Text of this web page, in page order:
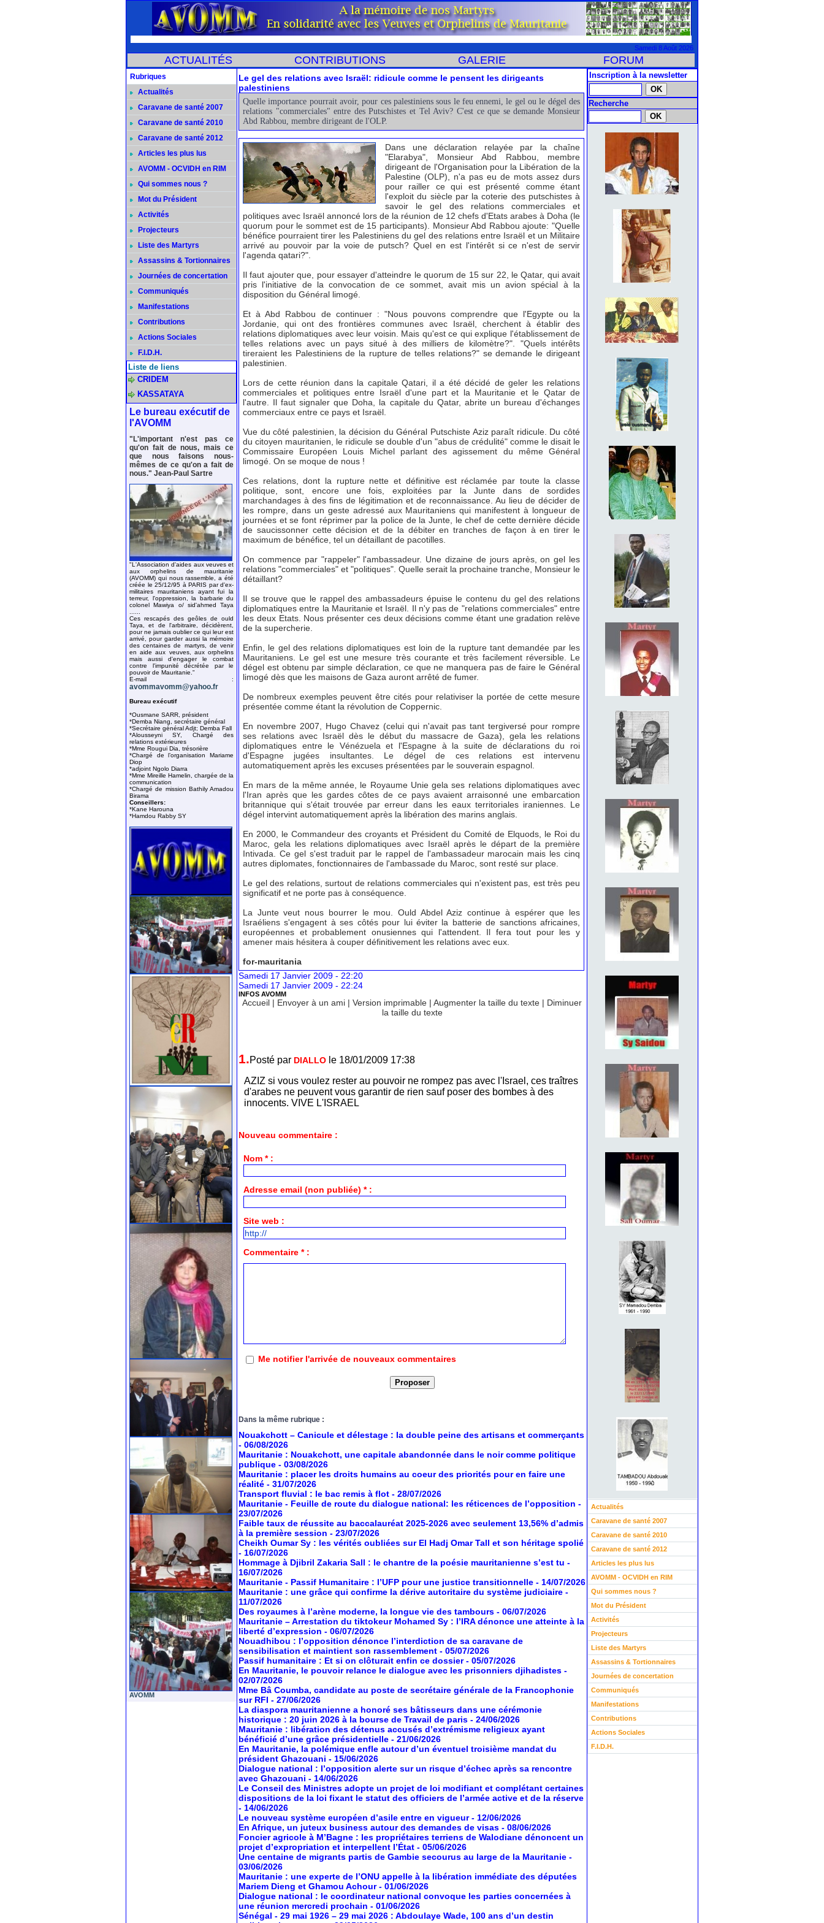
Samedi 8 Août 2026
ACTUALITÉS CONTRIBUTIONS GALERIE FORUM
Rubriques
Actualités
Caravane de santé 2007
Caravane de santé 2010
Caravane de santé 2012
Articles les plus lus
AVOMM - OCVIDH en RIM
Qui sommes nous ?
Mot du Président
Activités
Projecteurs
Liste des Martyrs
Assassins & Tortionnaires
Journées de concertation
Communiqués
Manifestations
Contributions
Actions Sociales
F.I.D.H.
Liste de liens
CRIDEM
KASSATAYA
Le bureau exécutif de
l'AVOMM
"L'important n'est pas ce
qu'on fait de nous, mais ce
que nous faisons nous-
mêmes de ce qu'on a fait de
nous." Jean-Paul Sartre
"L'Association d'aides aux veuves et
aux orphelins de mauritanie
(AVOMM) qui nous rassemble, a été
créée le 25/12/95 à PARIS par d'ex-
militaires mauritaniens ayant fui la
terreur, l'oppression, la barbarie du
colonel Mawiya o/ sid'ahmed Taya
Ces rescapés des geôles de ould
Taya, et de l'arbitraire, décidèrent,
pour ne jamais oublier ce qui leur est
arrivé, pour garder aussi la mémoire
des centaines de martyrs, de venir
en aide aux veuves, aux orphelins
mais aussi d'engager le combat
contre l'impunité décrétée par le
pouvoir de Mauritanie."
E-mail :
avommavomm@yahoo.fr
Bureau exécutif
*Ousmane SARR, président
*Demba Niang, secrétaire général
*Secrétaire général Adjt; Demba Fall
*Alousseyni SY, Chargé des
relations extérieures
*Mme Rougui Dia, trésorière
*Chargé de l’organisation Mariame
Diop
*adjoint Ngolo Diarra
*Mme Mireille Hamelin, chargée de la
communication
*Chargé de mission Bathily Amadou
Birama
Conseillers:
*Kane Harouna
*Hamdou Rabby SY
AVOMM
Le gel des relations avec Israël: ridicule comme le pensent les dirigeants
palestiniens
Quelle importance pourrait avoir, pour ces palestiniens sous le feu ennemi, le gel ou le dégel des
relations "commerciales" entre des Putschistes et Tel Aviv? C'est ce que se demande Monsieur
Abd Rabbou, membre dirigeant de l'OLP.
Dans une déclaration relayée par la chaîne
"Elarabya", Monsieur Abd Rabbou, membre
dirigeant de l'Organisation pour la Libération de la
Palestine (OLP), n'a pas eu de mots assez durs
pour railler ce qui est présenté comme étant
l'exploit du siècle par la coterie des putschistes à
savoir le gel des relations commerciales et
politiques avec Israël annoncé lors de la réunion de 12 chefs d'Etats arabes à Doha (le
quorum pour le sommet est de 15 participants). Monsieur Abd Rabbou ajoute: "Quelle
bénéfice pourraient tirer les Palestiniens du gel des relations entre Israël et un Militaire
arrivé au pouvoir par la voie de putsch? Quel en est l'intérêt si ce n'est de servir
l'agenda qatari?".
Il faut ajouter que, pour essayer d'atteindre le quorum de 15 sur 22, le Qatar, qui avait
pris l'initiative de la convocation de ce sommet, avait mis un avion spécial à la
disposition du Général limogé.
Et à Abd Rabbou de continuer : "Nous pouvons comprendre que l'Egypte ou la
Jordanie, qui ont des frontières communes avec Israël, cherchent à établir des
relations diplomatiques avec leur voisin. Mais qu'est ce qui explique l'établissement de
telles relations avec un pays situé à des milliers de kilomètre?". "Quels intérêts
tireraient les Palestiniens de la rupture de telles relations?" se demande le dirigeant
palestinien.
Lors de cette réunion dans la capitale Qatari, il a été décidé de geler les relations
commerciales et politiques entre Israël d'une part et la Mauritanie et le Qatar de
l'autre. Il faut signaler que Doha, la capitale du Qatar, abrite un bureau d'échanges
commerciaux entre ce pays et Israël.
Vue du côté palestinien, la décision du Général Putschiste Aziz paraît ridicule. Du côté
du citoyen mauritanien, le ridicule se double d'un "abus de crédulité" comme le disait le
Commissaire Européen Louis Michel parlant des agissement du même Général
limogé. On se moque de nous !
Ces relations, dont la rupture nette et définitive est réclamée par toute la classe
politique, sont, encore une fois, exploitées par la Junte dans de sordides
marchandages à des fins de légitimation et de reconnaissance. Au lieu de décider de
les rompre, dans un geste adressé aux Mauritaniens qui manifestent à longueur de
journées et se font réprimer par la police de la Junte, le chef de cette dernière décide
de saucissonner cette décision et de la débiter en tranches de façon à en tirer le
maximum de bénéfice, tel un détaillant de pacotilles.
On commence par "rappeler" l'ambassadeur. Une dizaine de jours après, on gel les
relations "commerciales" et "politiques". Quelle serait la prochaine tranche, Monsieur le
détaillant?
Il se trouve que le rappel des ambassadeurs épuise le contenu du gel des relations
diplomatiques entre la Mauritanie et Israël. Il n'y pas de "relations commerciales" entre
les deux Etats. Nous présenter ces deux décisions comme étant une gradation relève
de la supercherie.
Enfin, le gel des relations diplomatiques est loin de la rupture tant demandée par les
Mauritaniens. Le gel est une mesure très courante et très facilement réversible. Le
dégel est obtenu par simple déclaration, ce que ne manquera pas de faire le Général
limogé dès que les maisons de Gaza auront arrêté de fumer.
De nombreux exemples peuvent être cités pour relativiser la portée de cette mesure
présentée comme étant la révolution de Coppernic.
En novembre 2007, Hugo Chavez (celui qui n'avait pas tant tergiversé pour rompre
ses relations avec Israël dès le début du massacre de Gaza), gela les relations
diplomatiques entre le Vénézuela et l'Espagne à la suite de déclarations du roi
d'Espagne jugées insultantes. Le dégel de ces relations est intervenu
automatiquement après les excuses présentées par le souverain espagnol.
En mars de la même année, le Royaume Unie gela ses relations diplomatiques avec
l'Iran après que les gardes côtes de ce pays avaient arraisonné une embarcation
britannique qui s'était trouvée par erreur dans les eaux territoriales iraniennes. Le
dégel intervint automatiquement après la libération des marins anglais.
En 2000, le Commandeur des croyants et Président du Comité de Elquods, le Roi du
Maroc, gela les relations diplomatiques avec Israël après le départ de la première
Intivada. Ce gel s'est traduit par le rappel de l'ambassadeur marocain mais les cinq
autres diplomates, fonctionnaires de l'ambassade du Maroc, sont resté sur place.
Le gel des relations, surtout de relations commerciales qui n'existent pas, est très peu
significatif et ne porte pas à conséquence.
La Junte veut nous bourrer le mou. Ould Abdel Aziz continue à espérer que les
Israéliens s'engagent à ses côtés pour lui éviter la batterie de sanctions africaines,
européennes et probablement onusiennes qui l'attendent. Il fera tout pour les y
amener mais hésitera à couper définitivement les relations avec eux.
for-mauritania
Samedi 17 Janvier 2009 - 22:20
Samedi 17 Janvier 2009 - 22:24
INFOS AVOMM
Accueil | Envoyer à un ami | Version imprimable | Augmenter la taille du texte | Diminuer
la taille du texte
1.Posté par DIALLO le 18/01/2009 17:38
AZIZ si vous voulez rester au pouvoir ne rompez pas avec l'Israel, ces traîtres
d'arabes ne peuvent vous garantir de rien sauf poser des bombes à des
innocents. VIVE L'ISRAEL
Nouveau commentaire :
Nom * :
Adresse email (non publiée) * :
Site web :
Commentaire * :
Me notifier l'arrivée de nouveaux commentaires
Dans la même rubrique :
Nouakchott – Canicule et délestage : la double peine des artisans et commerçants
- 06/08/2026
Mauritanie : Nouakchott, une capitale abandonnée dans le noir comme politique
publique - 03/08/2026
Mauritanie : placer les droits humains au coeur des priorités pour en faire une
réalité - 31/07/2026
Transport fluvial : le bac remis à flot - 28/07/2026
Mauritanie - Feuille de route du dialogue national: les réticences de l’opposition -
23/07/2026
Faible taux de réussite au baccalauréat 2025-2026 avec seulement 13,56% d’admis
à la première session - 23/07/2026
Cheikh Oumar Sy : les vérités oubliées sur El Hadj Omar Tall et son héritage spolié
- 16/07/2026
Hommage à Djibril Zakaria Sall : le chantre de la poésie mauritanienne s’est tu -
16/07/2026
Mauritanie - Passif Humanitaire : l’UFP pour une justice transitionnelle - 14/07/2026
Mauritanie : une grâce qui confirme la dérive autoritaire du système judiciaire -
11/07/2026
Des royaumes à l’arène moderne, la longue vie des tambours - 06/07/2026
Mauritanie – Arrestation du tiktokeur Mohamed Sy : l’IRA dénonce une atteinte à la
liberté d’expression - 06/07/2026
Nouadhibou : l’opposition dénonce l’interdiction de sa caravane de
sensibilisation et maintient son rassemblement - 05/07/2026
Passif humanitaire : Et si on clôturait enfin ce dossier - 05/07/2026
En Mauritanie, le pouvoir relance le dialogue avec les prisonniers djihadistes -
02/07/2026
Mme Bâ Coumba, candidate au poste de secrétaire générale de la Francophonie
sur RFI - 27/06/2026
La diaspora mauritanienne a honoré ses bâtisseurs dans une cérémonie
historique : 20 juin 2026 à la bourse de Travail de paris - 24/06/2026
Mauritanie : libération des détenus accusés d’extrémisme religieux ayant
bénéficié d’une grâce présidentielle - 21/06/2026
En Mauritanie, la polémique enfle autour d’un éventuel troisième mandat du
président Ghazouani - 15/06/2026
Dialogue national : l’opposition alerte sur un risque d’échec après sa rencontre
avec Ghazouani - 14/06/2026
Le Conseil des Ministres adopte un projet de loi modifiant et complétant certaines
dispositions de la loi fixant le statut des officiers de l’armée active et de la réserve
- 14/06/2026
Le nouveau système européen d’asile entre en vigueur - 12/06/2026
En Afrique, un juteux business autour des demandes de visas - 08/06/2026
Foncier agricole à M’Bagne : les propriétaires terriens de Walodiane dénoncent un
projet d’expropriation et interpellent l’État - 05/06/2026
Une centaine de migrants partis de Gambie secourus au large de la Mauritanie -
03/06/2026
Mauritanie : une experte de l’ONU appelle à la libération immédiate des députées
Mariem Dieng et Ghamou Achour - 01/06/2026
Dialogue national : le coordinateur national convoque les parties concernées à
une réunion mercredi prochain - 01/06/2026
Sénégal - 29 mai 1926 – 29 mai 2026 : Abdoulaye Wade, 100 ans d’un destin
Inscription à la newsletter
Recherche
Actualités
Caravane de santé 2007
Caravane de santé 2010
Caravane de santé 2012
Articles les plus lus
AVOMM - OCVIDH en RIM
Qui sommes nous ?
Mot du Président
Activités
Projecteurs
Liste des Martyrs
Assassins & Tortionnaires
Journées de concertation
Communiqués
Manifestations
Contributions
Actions Sociales
F.I.D.H.